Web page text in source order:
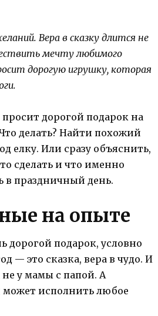
Вера в сказку длится не
мечту любимого
дорогую игрушку, которая
дорогой подарок на
делать? Найти похожий
елку. Или сразу объяснить,
сделать и что именно
в праздничный день.
на опыте
дорогой подарок, условно
— это сказка, вера в чудо. И
не у мамы с папой. А
исполнить любое